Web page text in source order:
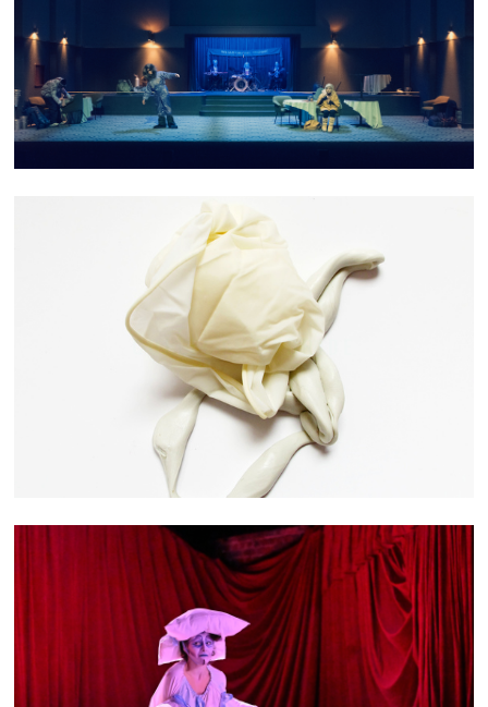
COLLECTE HYBRIDE
HIPPOCAMPE